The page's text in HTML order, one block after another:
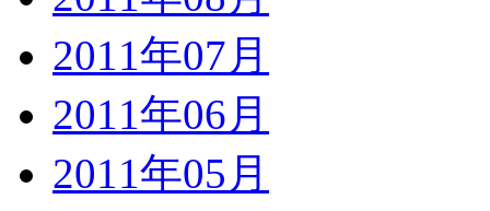
2011年07月
2011年06月
2011年05月